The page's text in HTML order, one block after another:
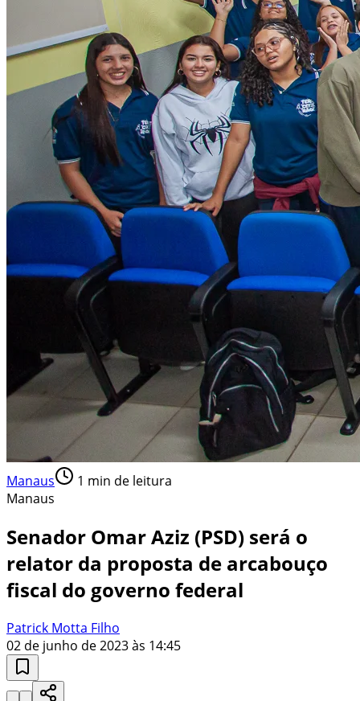
Manaus 1 min de leitura
Manaus
Senador Omar Aziz (PSD) será o
relator da proposta de arcabouço
fiscal do governo federal
Patrick Motta Filho
02 de junho de 2023 às 14:45